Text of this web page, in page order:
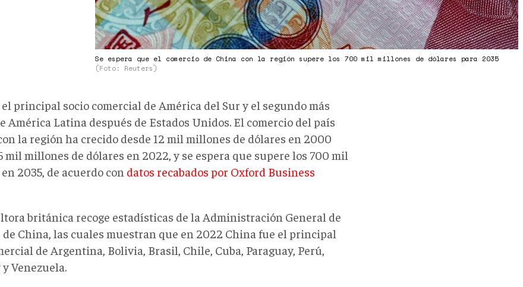
Se espera que el comercio de China con la región supere los 700 mil millones de dólares para 2035
(Foto: Reuters)
principal socio comercial de América del Sur y el segundo más
América Latina después de Estados Unidos. El comercio del país
la región ha crecido desde 12 mil millones de dólares en 2000
mil millones de dólares en 2022, y se espera que supere los 700 mil
2035, de acuerdo con datos recabados por Oxford Business
británica recoge estadísticas de la Administración General de
de China, las cuales muestran que en 2022 China fue el principal
de Argentina, Bolivia, Brasil, Chile, Cuba, Paraguay, Perú,
Venezuela.